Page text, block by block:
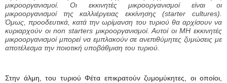
μικροοργανισμοί. Οι εκκινητές μικροοργανισμοί είναι οι
μικροοργανισμοί της καλλιέργειας εκκίνησης (starter cultures).
Όμως, προοδευτικά, κατά την ωρίμανση του τυριού θα αρχίσουν να
κυριαρχούν οι non starters μικροοργανισμοί. Αυτοί οι ΜΗ εκκινητές
μικροοργανισμοί μπορεί να εμπλακούν σε ανεπιθύμητες ζυμώσεις με
αποτέλεσμα την ποιοτική υποβάθμιση του τυριού.
Στην άλμη, του τυριού Φέτα επικρατούν ζυμομύκητες, οι οποίοι,